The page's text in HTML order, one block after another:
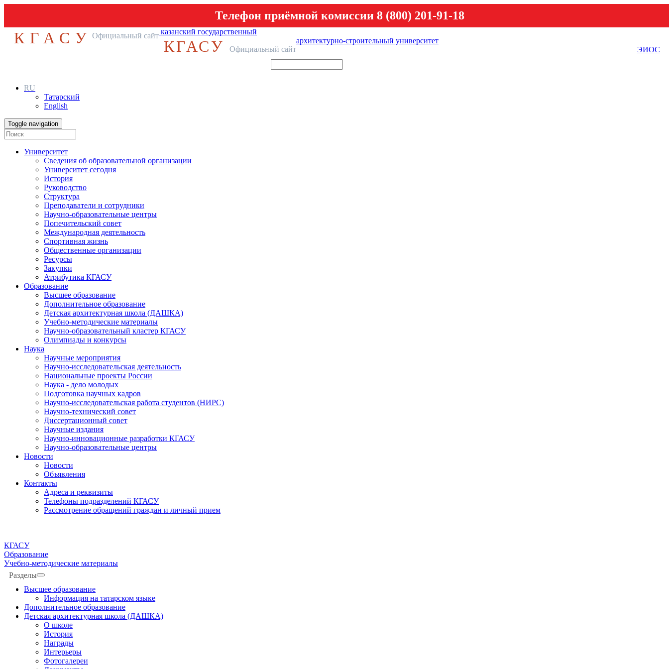
Телефон приёмной комиссии 8 (800) 201-91-18
КГАСУ Официальный сайт казанский государственный
архитектурно-строительный университет
КГАСУ Официальный сайт ЭИОС
RU
Татарский
English
Toggle navigation
Университет
Сведения об образовательной организации
Университет сегодня
История
Руководство
Структура
Преподаватели и сотрудники
Научно-образовательные центры
Попечительский совет
Международная деятельность
Спортивная жизнь
Общественные организации
Ресурсы
Закупки
Атрибутика КГАСУ
Образование
Высшее образование
Дополнительное образование
Детская архитектурная школа (ДАШКА)
Учебно-методические материалы
Научно-образовательный кластер КГАСУ
Олимпиады и конкурсы
Наука
Научные мероприятия
Научно-исследовательская деятельность
Национальные проекты России
Наука - дело молодых
Подготовка научных кадров
Научно-исследовательская работа студентов (НИРС)
Научно-технический совет
Диссертационный совет
Научные издания
Научно-инновационные разработки КГАСУ
Научно-образовательные центры
Новости
Новости
Объявления
Контакты
Адреса и реквизиты
Телефоны подразделений КГАСУ
Рассмотрение обращений граждан и личный прием
КГАСУ
Образование
Учебно-методические материалы
Разделы
Высшее образование
Информация на татарском языке
Дополнительное образование
Детская архитектурная школа (ДАШКА)
О школе
История
Награды
Интерьеры
Фотогалереи